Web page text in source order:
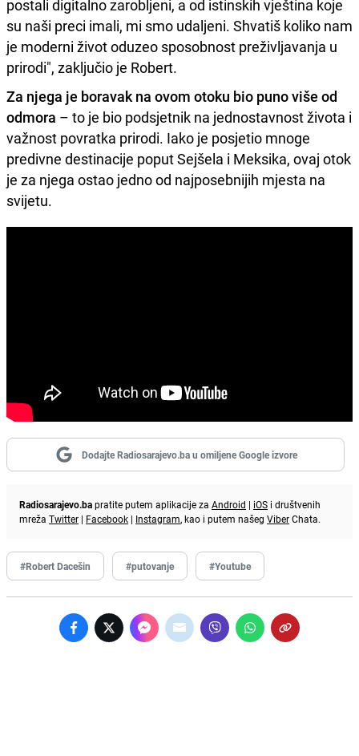
postali digitalno zarobljeni, a od istinskih vještina koje
su naši preci imali, mi smo udaljeni. Shvatiš koliko nam
je moderni život oduzeo sposobnost preživljavanja u
prirodi", zaključio je Robert.
Za njega je boravak na ovom otoku bio puno više od
odmora – to je bio podsjetnik na jednostavnost života i
važnost povratka prirodi. Iako je posjetio mnoge
predivne destinacije poput Sejšela i Meksika, ovaj otok
je za njega ostao jedno od najposebnijih mjesta na
svijetu.
Dodajte Radiosarajevo.ba u omiljene Google izvore
Radiosarajevo.bapratite putem aplikacije za Android | iOS i društvenih
mreža Twitter | Facebook | Instagram, kao i putem našeg ViberChata.
#Robert Dacešin #putovanje #Youtube